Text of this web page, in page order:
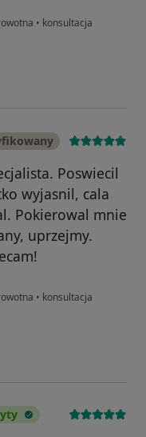
• konsultacja
Poswiecil
wyjasnil, cala
Pokierowal mnie
uprzejmy.
• konsultacja